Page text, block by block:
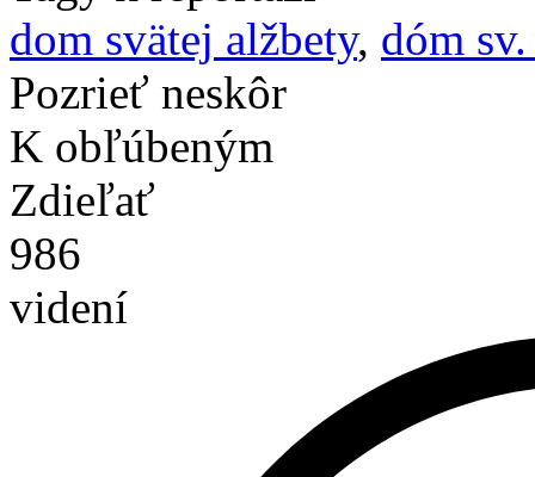
dom svätej alžbety, dóm
Pozrieť neskôr
K obľúbeným
Zdieľať
986
videní